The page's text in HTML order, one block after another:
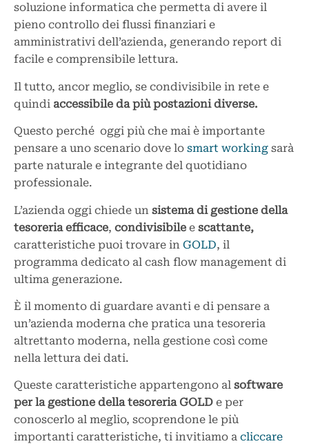
soluzione informatica che permetta di avere il
pieno controllo dei flussi finanziari e
amministrativi dell’azienda, generando report di
facile e comprensibile lettura.
Il tutto, ancor meglio, se condivisibile in rete e
quindi accessibile da più postazioni diverse.
Questo perché oggi più che mai è importante
pensare a uno scenario dove lo smart working sarà
parte naturale e integrante del quotidiano
professionale.
L’azienda oggi chiede un sistema di gestione della
tesoreria efficace, condivisibile e scattante,
caratteristiche puoi trovare in GOLD, il
programma dedicato al cash flow management di
ultima generazione.
È il momento di guardare avanti e di pensare a
un’azienda moderna che pratica una tesoreria
altrettanto moderna, nella gestione così come
nella lettura dei dati.
Queste caratteristiche appartengono al software
per la gestione della tesoreria GOLD e per
conoscerlo al meglio, scoprendone le più
importanti caratteristiche, ti invitiamo a cliccare